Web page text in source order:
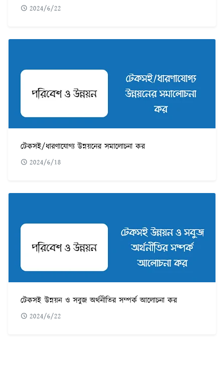
2024/6/22
টেকসই/ধারণাযোগ্য উন্নয়নের সমালোচনা কর
2024/6/18
টেকসই উন্নয়ন ও সবুজ অর্থনীতির সম্পর্ক আলোচনা কর
2024/6/22